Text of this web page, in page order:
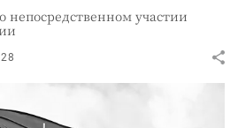
участии
28